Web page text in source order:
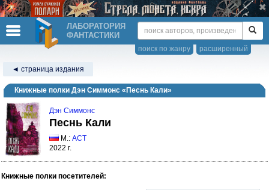
ЛАБОРАТОРИЯ
ФАНТАСТИКИ
расширенный
поиск по жанру
◄ страница издания
Книжные полки Дэн Симмонс «Песнь Кали»
Дэн Симмонс
Песнь Кали
М.: АСТ
2022 г.
Книжные полки посетителей: